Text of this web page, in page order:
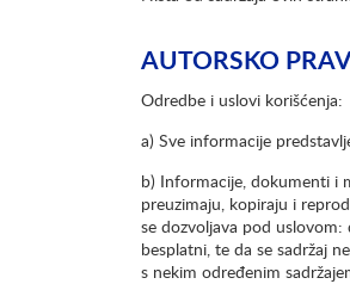
AUTORSKO
Odredbe i uslovi korišćenja:
a) Sve informacije
b) Informacije, dokumenti i
preuzimaju, kopiraju i
se dozvoljava pod
besplatni, te da se sadržaj
s nekim određenim